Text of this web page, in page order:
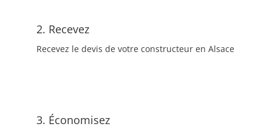
2. Recevez
Recevez le devis de votre constructeur en Alsace
3. Économisez